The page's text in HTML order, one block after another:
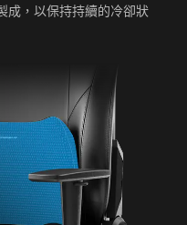
成，以保持持續的冷卻狀